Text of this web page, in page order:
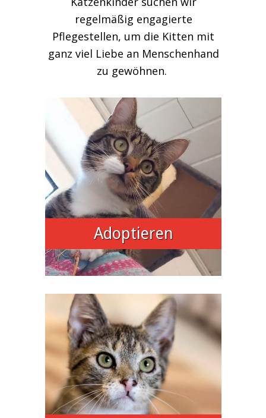
regelmäßig engagierte
Pflegestellen, um die Kitten mit
ganz viel Liebe an Menschenhand
zu gewöhnen.
Adoptieren